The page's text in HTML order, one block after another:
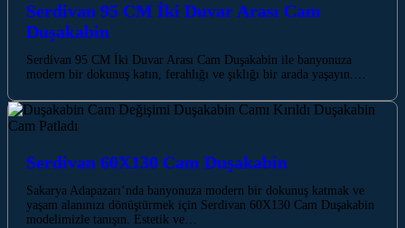
Serdivan 95 CM İki Duvar Arası Cam
Duşakabin
Serdivan 95 CM İki Duvar Arası Cam Duşakabin ile banyonuza
modern bir dokunuş katın, ferahlığı ve şıklığı bir arada yaşayın.…
Serdivan 60X130 Cam Duşakabin
Sakarya Adapazarı’nda banyonuza modern bir dokunuş katmak ve
yaşam alanınızı dönüştürmek için Serdivan 60X130 Cam Duşakabin
modelimizle tanışın. Estetik ve…